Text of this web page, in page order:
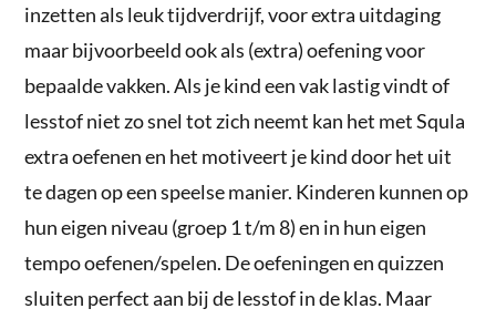
inzetten als leuk tijdverdrijf, voor extra uitdaging
maar bijvoorbeeld ook als (extra) oefening voor
bepaalde vakken. Als je kind een vak lastig vindt of
lesstof niet zo snel tot zich neemt kan het met Squla
extra oefenen en het motiveert je kind door het uit
te dagen op een speelse manier. Kinderen kunnen op
hun eigen niveau (groep 1 t/m 8) en in hun eigen
tempo oefenen/spelen. De oefeningen en quizzen
sluiten perfect aan bij de lesstof in de klas. Maar